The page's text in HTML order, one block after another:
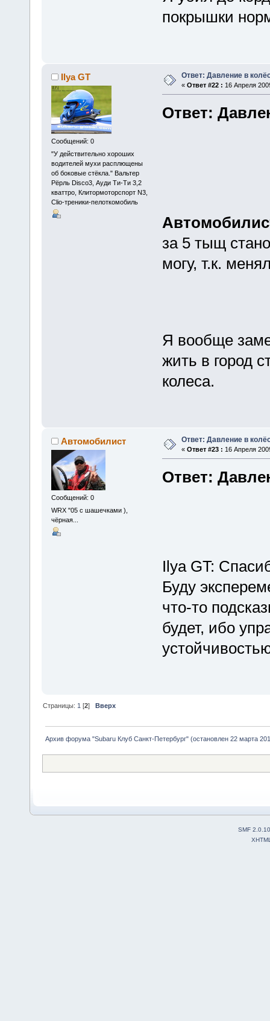
покрышки
Ilya GT
Сообщений: 0
"У действительно хороших
водителей мухи расплющены
об боковые стёкла." Вальтер
Рёрль Disco3, Ауди Ти-Ти 3,2
кваттро, Клитормоторспорт N3,
Clio-треники-пелоткомобиль
Ответ: Давление в
« Ответ #22 : 16 Апреля
Ответ:
за 5 тыщ
могу, т.к.
Я вообще
жить в город
колеса.
Автомобилист
Сообщений: 0
WRX "05 с шашечками ),
чёрная...
Ответ: Давление в
« Ответ #23 : 16 Апреля
Ответ:
Ilya GT:
Буду
что-то
будет, ибо
Страницы: 1 [2]Вверх
Архив форума "Subaru Клуб Санкт-Петербург" (остановлен 22 марта
SMF 2.0.10